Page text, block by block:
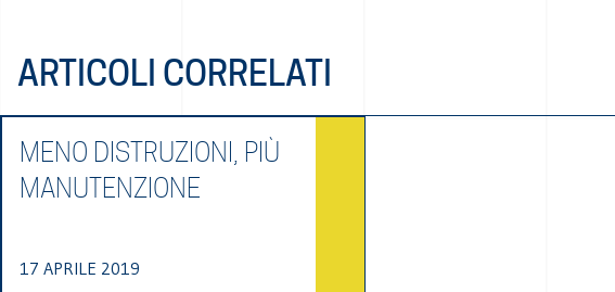
ARTICOLI CORRELATI
MENO DISTRUZIONI, PIÙ
MANUTENZIONE
17 APRILE 2019